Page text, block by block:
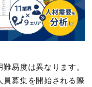
易度は異なります。
募集を開始される際